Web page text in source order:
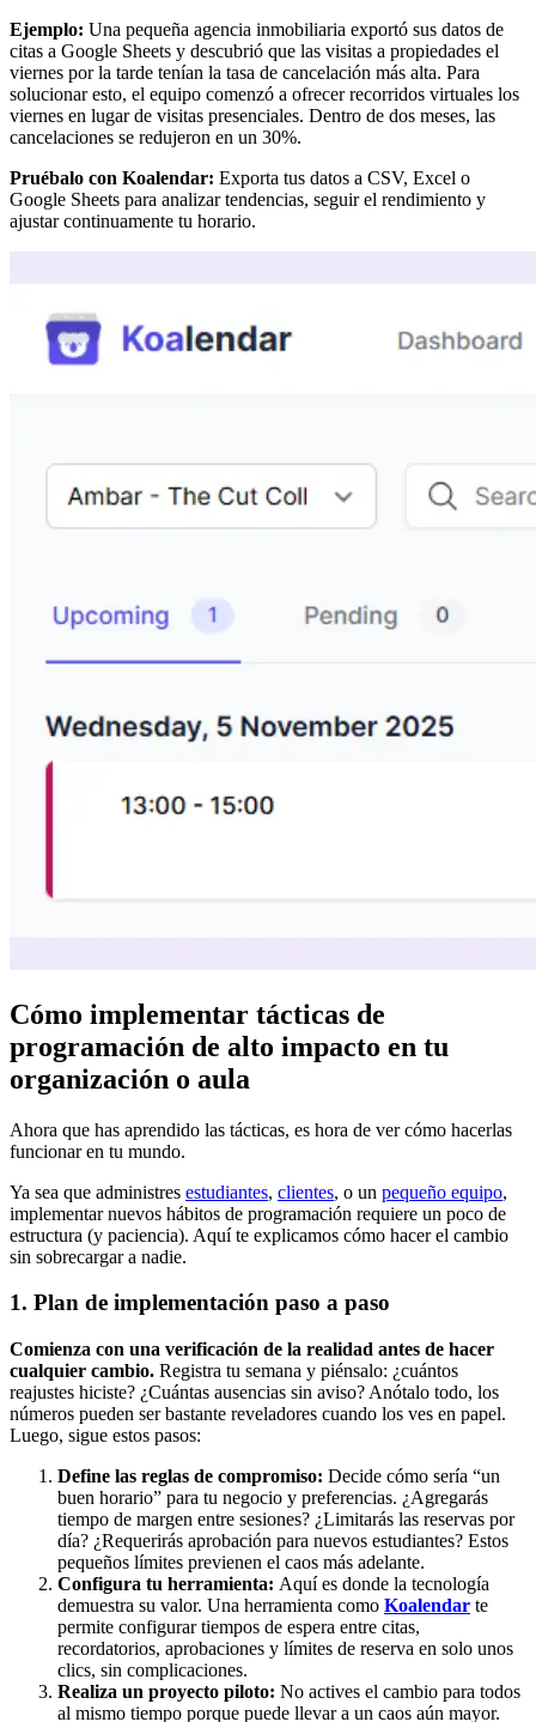
Ejemplo: Una pequeña agencia inmobiliaria exportó sus datos de
citas a Google Sheets y descubrió que las visitas a propiedades el
viernes por la tarde tenían la tasa de cancelación más alta. Para
solucionar esto, el equipo comenzó a ofrecer recorridos virtuales los
viernes en lugar de visitas presenciales. Dentro de dos meses, las
cancelaciones se redujeron en un 30%.
Pruébalo con Koalendar: Exporta tus datos a CSV, Excel o
Google Sheets para analizar tendencias, seguir el rendimiento y
ajustar continuamente tu horario.
Cómo implementar tácticas de
programación de alto impacto en tu
organización o aula
Ahora que has aprendido las tácticas, es hora de ver cómo hacerlas
funcionar en tu mundo.
Ya sea que administres estudiantes, clientes, o un pequeño equipo,
implementar nuevos hábitos de programación requiere un poco de
estructura (y paciencia). Aquí te explicamos cómo hacer el cambio
sin sobrecargar a nadie.
1. Plan de implementación paso a paso
Comienza con una verificación de la realidad antes de hacer
cualquier cambio. Registra tu semana y piénsalo: ¿cuántos
reajustes hiciste? ¿Cuántas ausencias sin aviso? Anótalo todo, los
números pueden ser bastante reveladores cuando los ves en papel.
Luego, sigue estos pasos:
Define las reglas de compromiso: Decide cómo sería “un
buen horario” para tu negocio y preferencias. ¿Agregarás
tiempo de margen entre sesiones? ¿Limitarás las reservas por
día? ¿Requerirás aprobación para nuevos estudiantes? Estos
pequeños límites previenen el caos más adelante.
Configura tu herramienta: Aquí es donde la tecnología
demuestra su valor. Una herramienta como Koalendar te
permite configurar tiempos de espera entre citas,
recordatorios, aprobaciones y límites de reserva en solo unos
clics, sin complicaciones.
Realiza un proyecto piloto: No actives el cambio para todos
al mismo tiempo porque puede llevar a un caos aún mayor.